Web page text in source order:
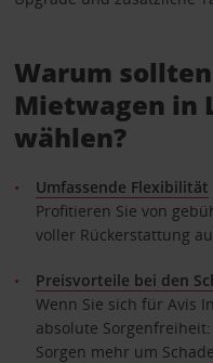
Warum
Mietwagen in
wählen?
Umfassende Flexibilität
Profitieren Sie von
voller Rückerstattung
Preisvorteile bei den
Wenn Sie sich für Avis
absolute
Sorgen mehr um